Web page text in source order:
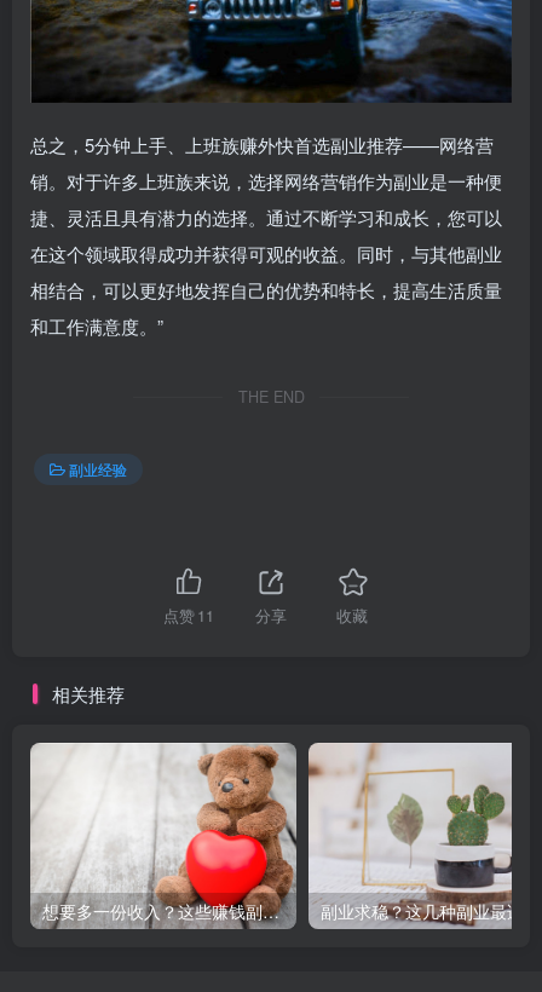
总之，5分钟上手、上班族赚外快首选副业推荐——网络营
销。对于许多上班族来说，选择网络营销作为副业是一种便
捷、灵活且具有潜力的选择。通过不断学习和成长，您可以
在这个领域取得成功并获得可观的收益。同时，与其他副业
相结合，可以更好地发挥自己的优势和特长，提高生活质量
和工作满意度。”
THE END
副业经验
点赞11 分享 收藏
相关推荐
想要多一份收入？这些赚钱副业不容错过！